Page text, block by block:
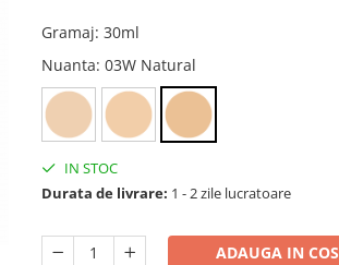
Gramaj: 30ml
Nuanta: 03W Natural
IN STOC
Durata de livrare: 1 - 2 zile lucratoare
ADAUGA IN COS